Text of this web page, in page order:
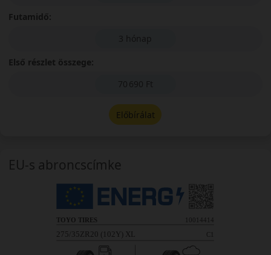
Futamidő:
3 hónap
Első részlet összege:
70 690 Ft
Előbírálat
EU-s abroncscímke